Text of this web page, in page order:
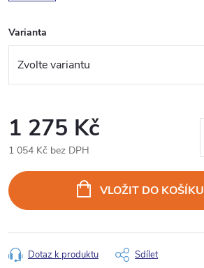
Varianta
1 275 Kč
1 054 Kč bez DPH
cena:
VLOŽIT DO KOŠÍKU
Dotaz k produktu Sdílet